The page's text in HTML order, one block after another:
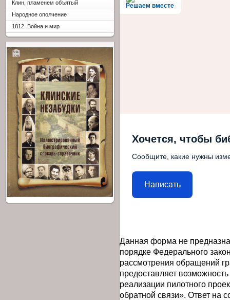
Решаем вместе
Хочется, чтобы
Сообщите, какие нужны
Написать
Данная форма не
порядке Федерального
рассмотрения обращений
предоставляет
реализации пилотного
обратной связи». Ответ на
Клин, пламенем объятый
Народное ополчение
1812. Война и мир